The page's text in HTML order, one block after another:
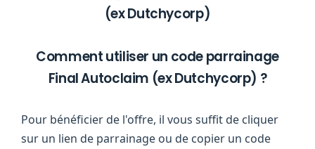
(ex Dutchycorp)
Comment utiliser un code parrainage
Final Autoclaim (ex Dutchycorp) ?
Pour bénéficier de l'offre, il vous suffit de cliquer
sur un lien de parrainage ou de copier un code